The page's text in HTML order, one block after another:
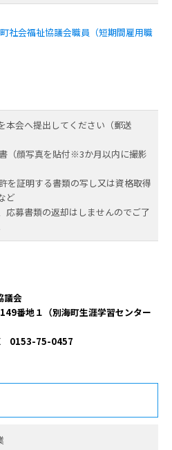
社会福祉協議会職員（短期間雇用職
本会へ提出してください（郵送
（顔写真を貼付※3か月以内に撮影
を証明する書類の写し又は資格取得
ど
応募書類の返却はしませんのでご了
議会
番地１（別海町生涯学習センター
75-0457